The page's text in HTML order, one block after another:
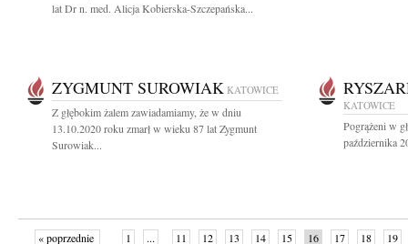
lat Dr n. med. Alicja Kobierska-Szczepańska...
ZYGMUNT SUROWIAK KATOWICE
Z głębokim żalem zawiadamiamy, że w dniu
13.10.2020 roku zmarł w wieku 87 lat Zygmunt
Surowiak...
KATOWICE
Pogrążeni w
października
« poprzednie 1 ... 11 12 13 14 15 16 17 18 19